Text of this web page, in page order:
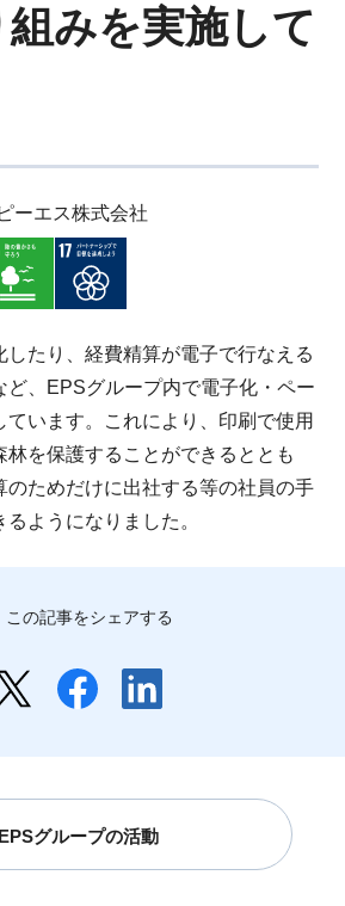
みを実施して
ーエス株式会社
したり、経費精算が電子で行なえる
ど、EPSグループ内で電子化・ペー
ています。これにより、印刷で使用
林を保護することができるととも
のためだけに出社する等の社員の手
るようになりました。
この記事をシェアする
EPSグループの活動